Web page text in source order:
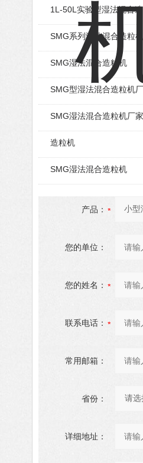
1L-50L实验型湿法混合
SMG系列湿法混合造粒机
SMG湿法混合造粒机
SMG型湿法混合造粒机
SMG湿法混合造粒机厂家
造粒机
SMG湿法混合造粒机
产品：
您的单位：
您的姓名：
联系电话：
常用邮箱：
省份：
详细地址：